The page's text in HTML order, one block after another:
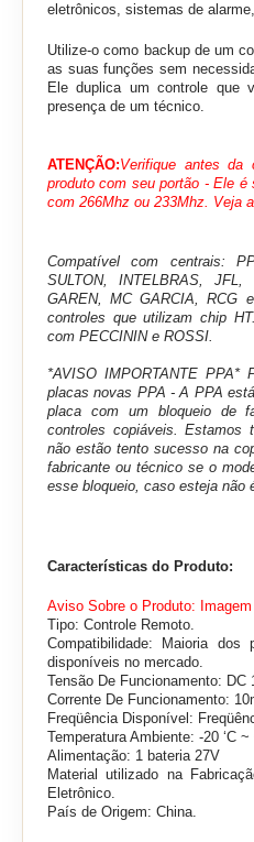
eletrônicos, sistemas de
Utilize-o como backup de um
as suas funções sem
Ele duplica um controle que
presença de um técnico.
ATENÇÃO:Verifique antes da
produto com seu portão - Ele é
com 266Mhz ou 233Mhz. Veja
Compatível com centrais:
SULTON, INTELBRAS, JFL,
GAREN, MC GARCIA, RCG
controles que utilizam chip
com PECCININ e ROSSI.
*AVISO IMPORTANTE PPA*
placas novas PPA - A PPA
placa com um bloqueio de
controles copiáveis. Estamos
não estão tento sucesso na
fabricante ou técnico se o
esse bloqueio, caso esteja não
Características do Produto:
Aviso Sobre o Produto:
Tipo: Controle Remoto.
Compatibilidade: Maioria dos
disponíveis no mercado.
Tensão De Funcionamento: DC
Corrente De Funcionamento:
Freqüência Disponível:
Temperatura Ambiente: -20 ‘C ~
Alimentação: 1 bateria 27V
Material utilizado na
Eletrônico.
País de Origem: China.